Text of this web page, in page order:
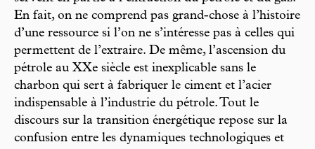
En fait, on ne comprend pas grand-chose à l’histoire
d’une ressource si l’on ne s’intéresse pas à celles qui
permettent de l’extraire. De même, l’ascension du
pétrole au XXe siècle est inexplicable sans le
charbon qui sert à fabriquer le ciment et l’acier
indispensable à l’industrie du pétrole. Tout le
discours sur la transition énergétique repose sur la
confusion entre les dynamiques technologiques et